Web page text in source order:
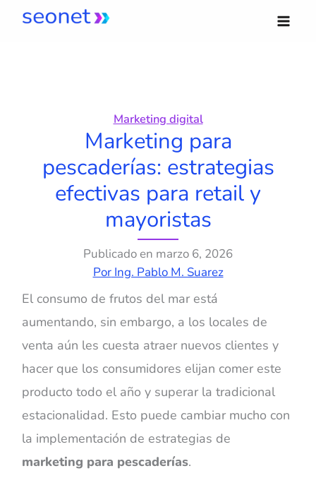
Marketing digital
Marketing para
pescaderías: estrategias
efectivas para retail y
mayoristas
Publicado en marzo 6, 2026
PorIng. Pablo M. Suarez
El consumo de frutos del mar está
aumentando, sin embargo, a los locales de
venta aún les cuesta atraer nuevos clientes y
hacer que los consumidores elijan comer este
producto todo el año y superar la tradicional
estacionalidad. Esto puede cambiar mucho con
la implementación de estrategias de
marketing para pescaderías.